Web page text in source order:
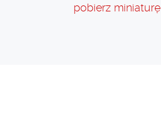
pobierz miniaturę